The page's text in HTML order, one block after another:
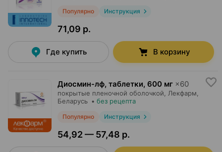
Популярно Инструкция
71,09 р.
Где купить В корзину
Диосмин-лф, таблетки, 600 мг ×60
покрытые пленочной оболочкой, Лекфарм
Беларусь • без рецепта
Популярно Инструкция
54,92 — 57,48 р.